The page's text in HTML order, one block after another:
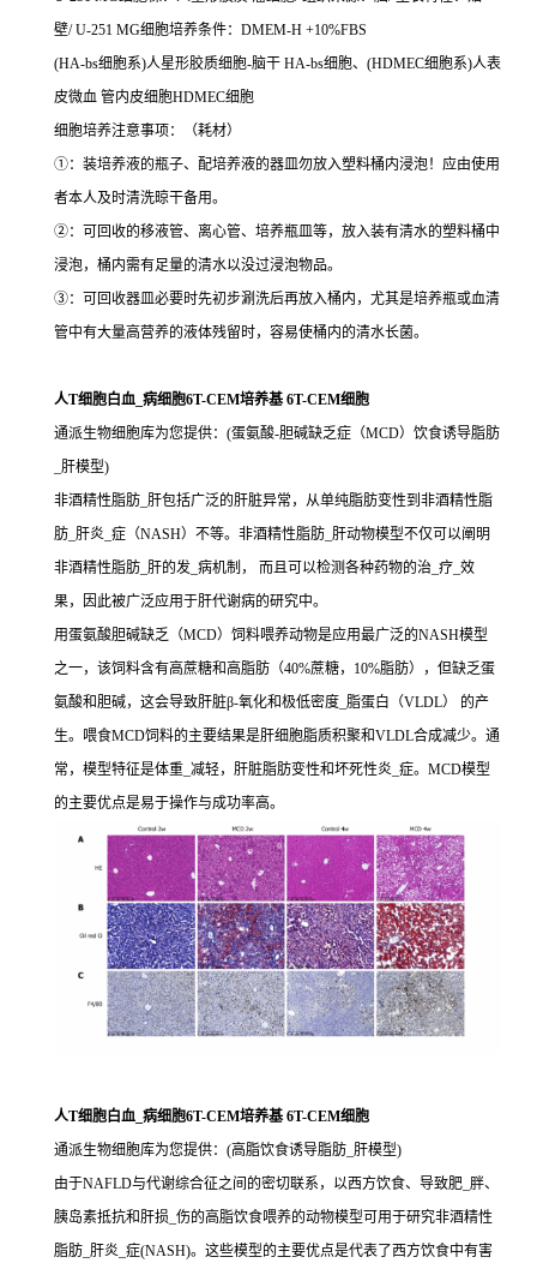
壁/ U-251 MG细胞培养条件：DMEM-H +10%FBS
(HA-bs细胞系)人星形胶质细胞-脑干 HA-bs细胞、(HDMEC细胞系)人表
皮微血 管内皮细胞HDMEC细胞
细胞培养注意事项：（耗材）
①：装培养液的瓶子、配培养液的器皿勿放入塑料桶内浸泡！应由使用
者本人及时清洗晾干备用。
②：可回收的移液管、离心管、培养瓶皿等，放入装有清水的塑料桶中
浸泡，桶内需有足量的清水以没过浸泡物品。
③：可回收器皿必要时先初步涮洗后再放入桶内，尤其是培养瓶或血清
管中有大量高营养的液体残留时，容易使桶内的清水长菌。
人T细胞白血_病细胞6T-CEM培养基 6T-CEM细胞
通派生物细胞库为您提供：(蛋氨酸-胆碱缺乏症（MCD）饮食诱导脂肪
_肝模型)
非酒精性脂肪_肝包括广泛的肝脏异常，从单纯脂肪变性到非酒精性脂
肪_肝炎_症（NASH）不等。非酒精性脂肪_肝动物模型不仅可以阐明
非酒精性脂肪_肝的发_病机制， 而且可以检测各种药物的治_疗_效
果，因此被广泛应用于肝代谢病的研究中。
用蛋氨酸胆碱缺乏（MCD）饲料喂养动物是应用最广泛的NASH模型
之一，该饲料含有高蔗糖和高脂肪（40%蔗糖，10%脂肪），但缺乏蛋
氨酸和胆碱，这会导致肝脏β-氧化和极低密度_脂蛋白（VLDL） 的产
生。喂食MCD饲料的主要结果是肝细胞脂质积聚和VLDL合成减少。通
常，模型特征是体重_减轻，肝脏脂肪变性和坏死性炎_症。MCD模型
的主要优点是易于操作与成功率高。
人T细胞白血_病细胞6T-CEM培养基 6T-CEM细胞
通派生物细胞库为您提供：(高脂饮食诱导脂肪_肝模型)
由于NAFLD与代谢综合征之间的密切联系，以西方饮食、导致肥_胖、
胰岛素抵抗和肝损_伤的高脂饮食喂养的动物模型可用于研究非酒精性
脂肪_肝炎_症(NASH)。这些模型的主要优点是代表了西方饮食中有害